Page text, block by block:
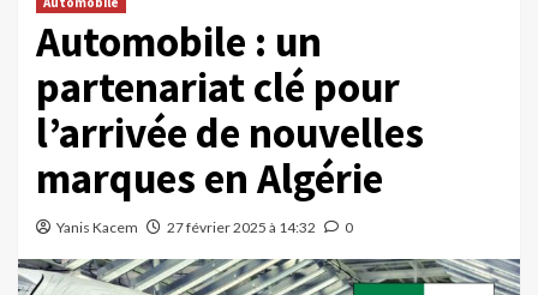
Automobile : un
partenariat clé pour
l’arrivée de nouvelles
marques en Algérie
Yanis Kacem 27 février 2025 à 14:32 0